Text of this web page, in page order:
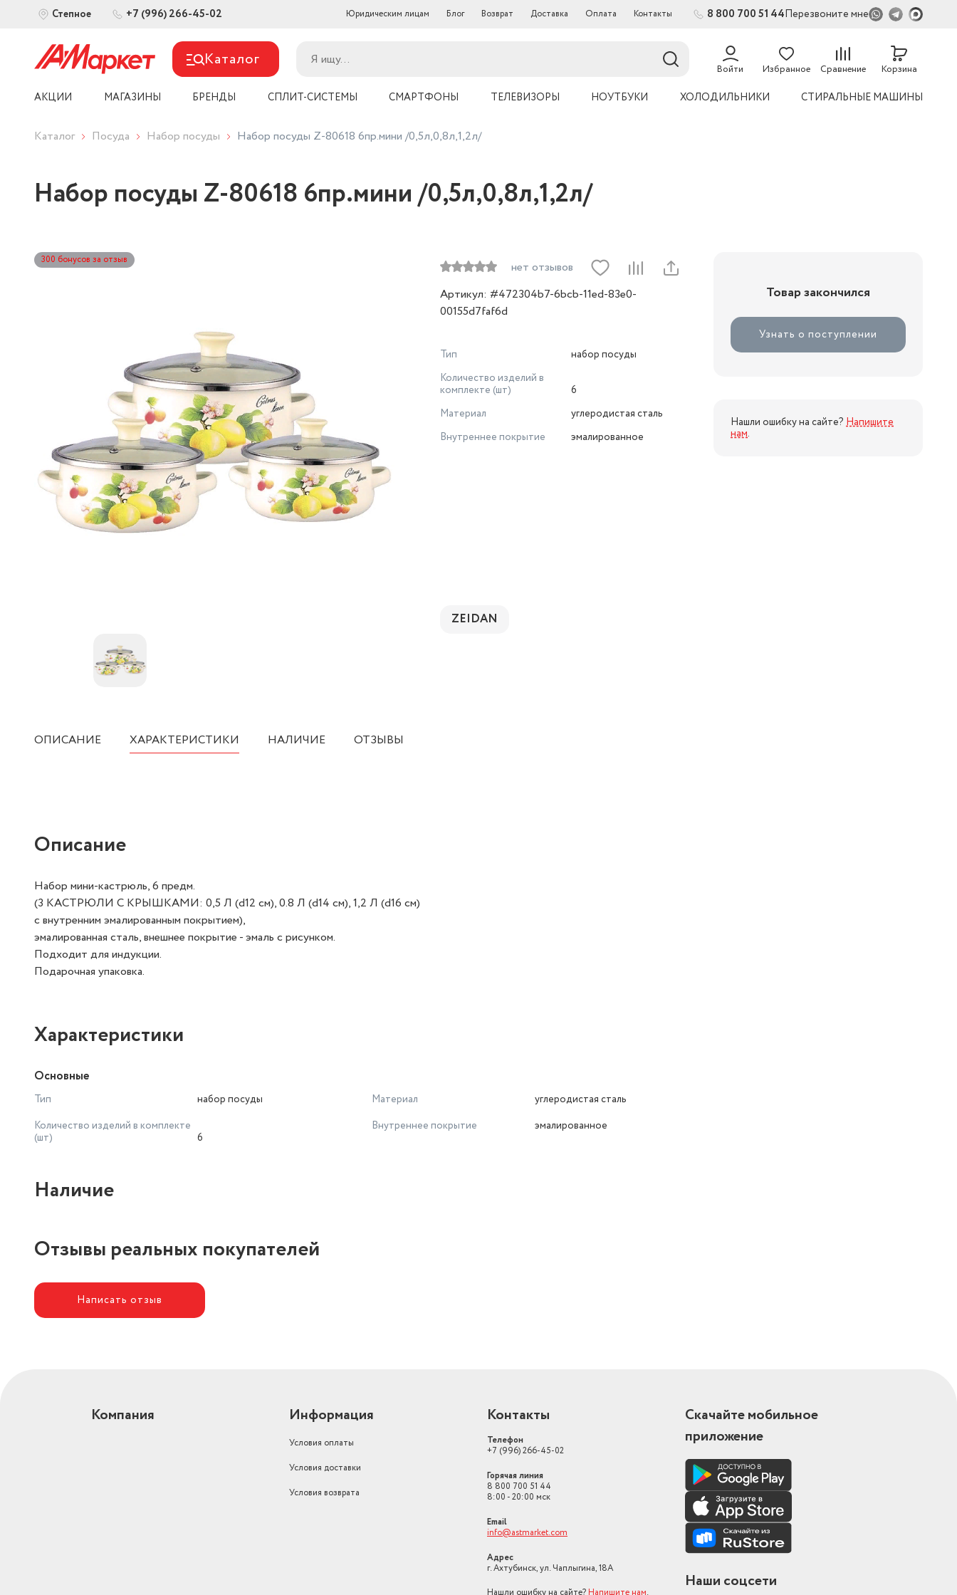
Степное +7 (996) 266-45-02 Юридическим лицам Блог Возврат Доставка Оплата Контакты 8 800 700 51 44Перезвоните мне
Каталог Войти Избранное Сравнение
54
Корзина
АКЦИИ МАГАЗИНЫ БРЕНДЫ СПЛИТ-СИСТЕМЫ СМАРТФОНЫ ТЕЛЕВИЗОРЫ НОУТБУКИ ХОЛОДИЛЬНИКИ СТИРАЛЬНЫЕ МАШИНЫ
Каталог Посуда Набор посуды Набор посуды Z-80618 6пр.мини /0,5л,0,8л,1,2л/
Набор посуды Z-80618 6пр.мини /0,5л,0,8л,1,2л/
300 бонусов за отзыв
нет отзывов
Артикул: #472304b7-6bcb-11ed-83e0-
00155d7faf6d
Тип
набор посуды
Количество изделий в
комплекте (шт)
6
Материал
углеродистая сталь
Внутреннее покрытие
эмалированное
ZEIDAN
Товар закончился
Узнать о поступлении
Нашли ошибку на сайте? Напишите
нам.
ОПИСАНИЕ ХАРАКТЕРИСТИКИ НАЛИЧИЕ ОТЗЫВЫ
Описание
Набор мини-кастрюль, 6 предм.
(3 КАСТРЮЛИ С КРЫШКАМИ: 0,5 Л (d12 см), 0.8 Л (d14 см), 1,2 Л (d16 см)
с внутренним эмалированным покрытием),
эмалированная сталь, внешнее покрытие - эмаль с рисунком.
Подходит для индукции.
Подарочная упаковка.
Характеристики
Основные
Тип
набор посуды
Количество изделий в комплекте
(шт)
6
Материал
углеродистая сталь
Внутреннее покрытие
эмалированное
Наличие
Отзывы реальных покупателей
Написать отзыв
Компания Информация
Условия оплаты
Условия доставки
Условия возврата
Контакты
Телефон
+7 (996) 266-45-02
Горячая линия
8 800 700 51 44
8:00 - 20:00 мск
Email
info@astmarket.com
Адрес
г. Ахтубинск, ул. Чаплыгина, 18А
Нашли ошибку на сайте? Напишите нам.
Скачайте мобильное
приложение
Наши соцсети